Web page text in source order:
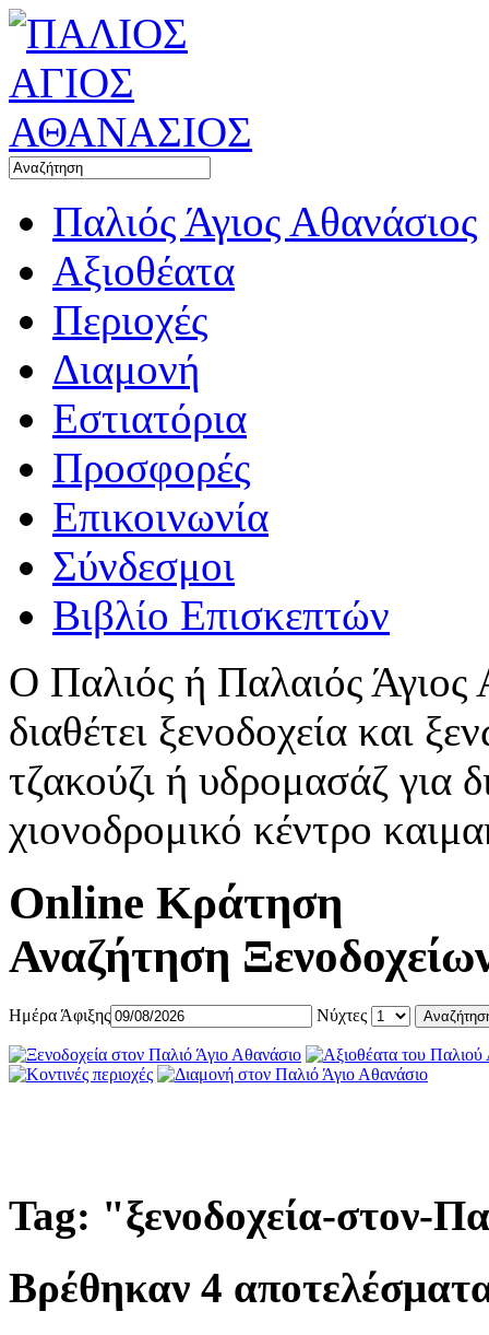
Παλιός Άγιος Αθανάσιος
Αξιοθέατα
Περιοχές
Διαμονή
Εστιατόρια
Προσφορές
Επικοινωνία
Σύνδεσμοι
Βιβλίο Επισκεπτών
Ο Παλιός ή Παλαιός
διαθέτει ξενοδοχεία και
τζακούζι ή υδρομασάζ για
χιονοδρομικό κέντρο
Online Κράτηση
Αναζήτηση
Ημέρα Άφιξης Νύχτες
Tag: "ξενοδοχεία-στον-
Βρέθηκαν 4